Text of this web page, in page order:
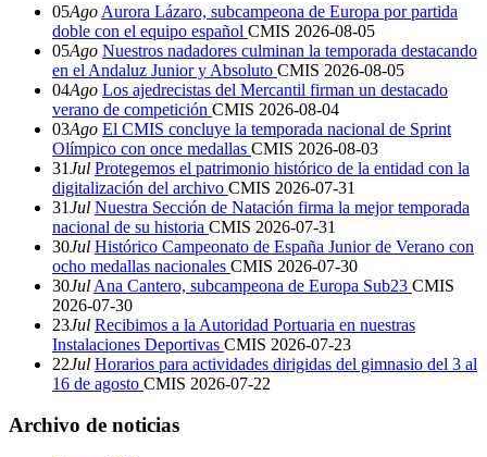
05Ago Aurora Lázaro, subcampeona de Europa por partida
doble con el equipo español CMIS 2026-08-05
05Ago Nuestros nadadores culminan la temporada destacando
en el Andaluz Junior y Absoluto CMIS 2026-08-05
04Ago Los ajedrecistas del Mercantil firman un destacado
verano de competición CMIS 2026-08-04
03Ago El CMIS concluye la temporada nacional de Sprint
Olímpico con once medallas CMIS 2026-08-03
31Jul Protegemos el patrimonio histórico de la entidad con la
digitalización del archivo CMIS 2026-07-31
31Jul Nuestra Sección de Natación firma la mejor temporada
nacional de su historia CMIS 2026-07-31
30Jul Histórico Campeonato de España Junior de Verano con
ocho medallas nacionales CMIS 2026-07-30
30Jul Ana Cantero, subcampeona de Europa Sub23 CMIS
2026-07-30
23Jul Recibimos a la Autoridad Portuaria en nuestras
Instalaciones Deportivas CMIS 2026-07-23
22Jul Horarios para actividades dirigidas del gimnasio del 3 al
16 de agosto CMIS 2026-07-22
Archivo de noticias